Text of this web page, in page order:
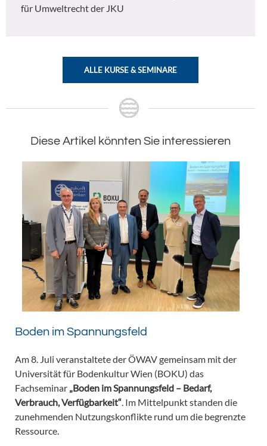
für Umweltrecht der JKU
ALLE KURSE & SEMINARE
Diese Artikel könnten Sie interessieren
Boden im Spannungsfeld
Am 8. Juli veranstaltete der ÖWAV gemeinsam mit der
Universität für Bodenkultur Wien (BOKU) das
Fachseminar „Boden im Spannungsfeld – Bedarf,
Verbrauch, Verfügbarkeit“ . Im Mittelpunkt standen die
zunehmenden Nutzungskonflikte rund um die begrenzte
Ressource.